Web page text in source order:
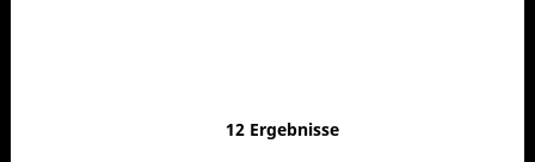
12 Ergebnisse